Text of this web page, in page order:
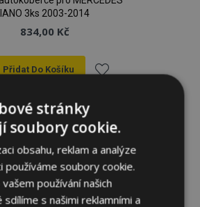
3ks 2003-2014
834,00 Kč
Přidat Do Košíku
k
oblíbeným
stránky
soubory cookie.
obsahu, reklam a analýze
používáme soubory cookie.
používání našich
s našimi reklamními a